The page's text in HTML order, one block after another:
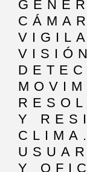
Y
Y